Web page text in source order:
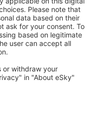
pentru utilizatorii
hoteluri, cabane,
utilizatorii eSky